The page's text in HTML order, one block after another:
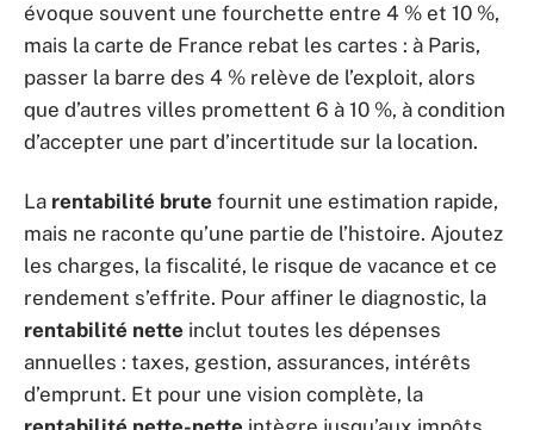
évoque souvent une fourchette entre 4 % et 10 %,
mais la carte de France rebat les cartes : à Paris,
passer la barre des 4 % relève de l’exploit, alors
que d’autres villes promettent 6 à 10 %, à condition
d’accepter une part d’incertitude sur la location.
La rentabilité brute fournit une estimation rapide,
mais ne raconte qu’une partie de l’histoire. Ajoutez
les charges, la fiscalité, le risque de vacance et ce
rendement s’effrite. Pour affiner le diagnostic, la
rentabilité nette inclut toutes les dépenses
annuelles : taxes, gestion, assurances, intérêts
d’emprunt. Et pour une vision complète, la